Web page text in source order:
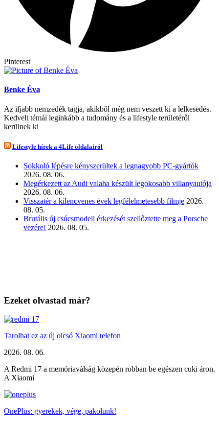
Pinterest
Benke Éva
Az ifjabb nemzedék tagja, akikből még nem veszett ki a lelkesedés.
Kedvelt témái leginkább a tudomány és a lifestyle területéről
kerülnek ki
Lifestyle hírek a 4Life oldalairól
Sokkoló lépésre kényszerültek a legnagyobb PC-gyártók
2026. 08. 06.
Megérkezett az Audi valaha készült legokosabb villanyautója
2026. 08. 06.
Visszatér a kilencvenes évek legfélelmetesebb filmje 2026.
08. 05.
Brutális új csúcsmodell érkezését szellőztette meg a Porsche
vezére! 2026. 08. 05.
Ezeket olvastad már?
Tarolhat ez az új olcsó Xiaomi telefon
2026. 08. 06.
A Redmi 17 a memóriaválság közepén robban be egészen cuki áron.
A Xiaomi
OnePlus: gyerekek, vége, pakolunk!